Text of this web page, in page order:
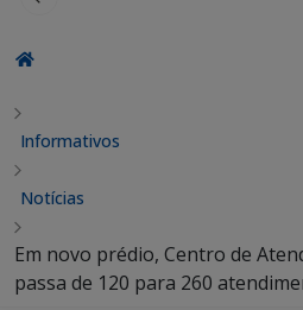
Informativos
Notícias
Em novo prédio, Centro de
passa de 120 para 260